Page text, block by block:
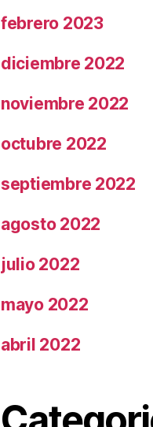
febrero 2023
diciembre 2022
noviembre 2022
octubre 2022
septiembre 2022
agosto 2022
julio 2022
mayo 2022
abril 2022